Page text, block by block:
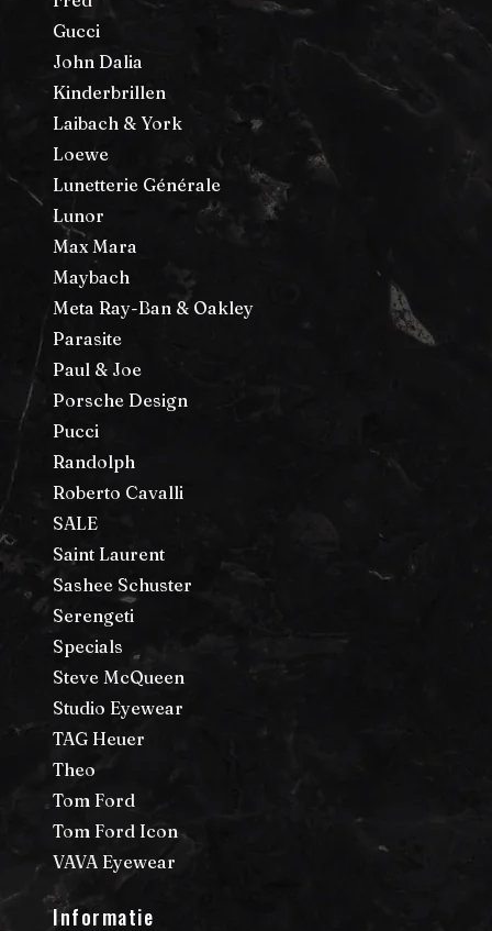
Gucci
John Dalia
Kinderbrillen
Laibach & York
Loewe
Lunetterie Générale
Lunor
Max Mara
Maybach
Meta Ray-Ban & Oakley
Parasite
Paul & Joe
Porsche Design
Pucci
Randolph
Roberto Cavalli
SALE
Saint Laurent
Sashee Schuster
Serengeti
Specials
Steve McQueen
Studio Eyewear
TAG Heuer
Theo
Tom Ford
Tom Ford Icon
VAVA Eyewear
Informatie